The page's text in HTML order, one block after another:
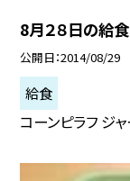
8月２８日の給食
公開日 2014/08/29
給食
コーンピラフ ジ